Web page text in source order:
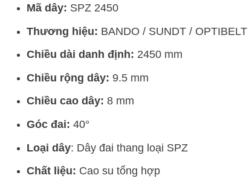
Mã dây: SPZ 2450
Thương hiệu: BANDO / SUNDT / OPTIBELT
Chiều dài danh định: 2450 mm
Chiều rộng dây: 9.5 mm
Chiều cao dây: 8 mm
Góc đai: 40°
Loại dây: Dây đai thang loại SPZ
Chất liệu: Cao su tổng hợp